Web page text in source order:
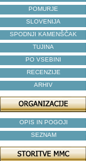
POMURJE
SLOVENIJA
SPODNJI KAMENŠČAK
TUJINA
PO VSEBINI
RECENZIJE
ARHIV
OPIS IN POGOJI
SEZNAM